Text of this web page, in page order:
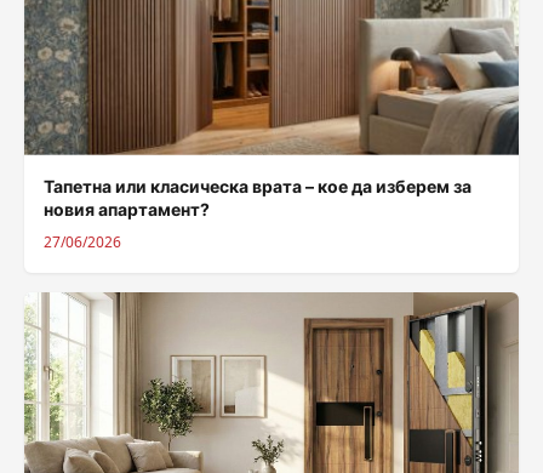
Тапетна или класическа врата – кое да изберем за
новия апартамент?
27/06/2026